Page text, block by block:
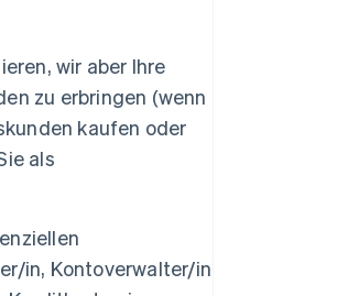
wir aber Ihre
zu erbringen (wenn
kaufen oder
als
in, Kontoverwalter/in